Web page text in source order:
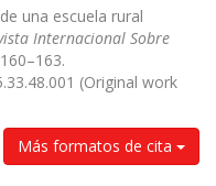
una escuela rural
Internacional Sobre
(Original work
Más formatos de cita